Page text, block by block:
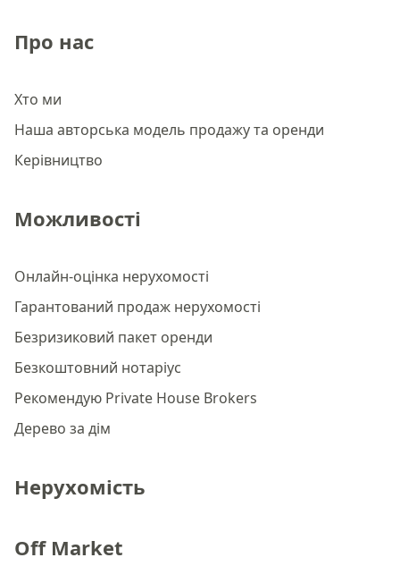
Про нас
Хто ми
Наша авторська модель продажу та оренди
Керівництво
Можливості
Онлайн-оцінка нерухомості
Гарантований продаж нерухомості
Безризиковий пакет оренди
Безкоштовний нотаріус
Рекомендую Private House Brokers
Дерево за дім
Нерухомість
Off Market